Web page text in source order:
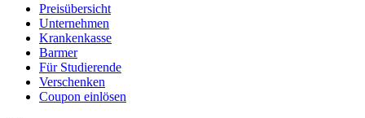
Preisübersicht
Unternehmen
Krankenkasse
Barmer
Für Studierende
Ver­schen­ken
Coupon einlösen